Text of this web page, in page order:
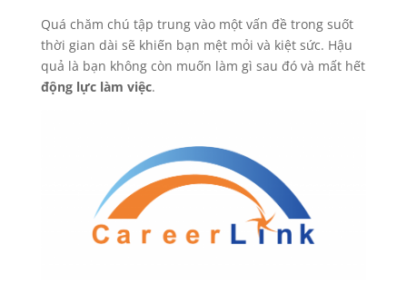
Quá chăm chú tập trung vào một vấn đề trong suốt
thời gian dài sẽ khiến bạn mệt mỏi và kiệt sức. Hậu
quả là bạn không còn muốn làm gì sau đó và mất hết
động lực làm việc.